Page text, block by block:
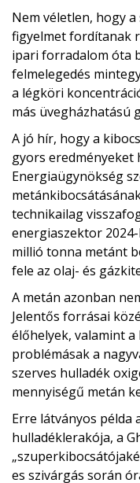
Nem véletlen, hogy
figyelmet fordítanak
ipari forradalom óta
felmelegedés
a légköri
más üvegházhatású
A jó hír, hogy a
gyors eredményeket
Energiaügynökség
technikailag
energiaszektor
millió tonna metánt
fele az olaj- és
A metán azonban
Jelentős forrásai
élőhelyek, valamint
problémásak a
szerves hulladék
mennyiségű metán
Erre látványos példa
hulladéklerakója, a
es szivárgás során